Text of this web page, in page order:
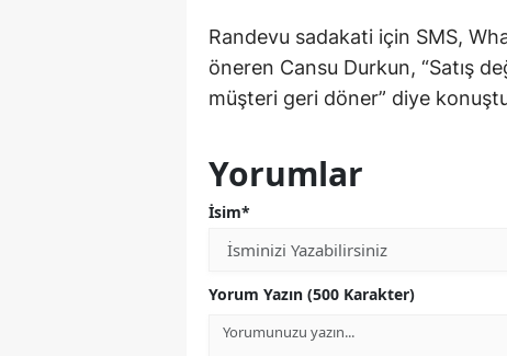
Randevu sadakati için SMS,
öneren Cansu Durkun, “Satış
müşteri geri döner” diye
Yorumlar
İsim*
Yorum Yazın (500 Karakter)